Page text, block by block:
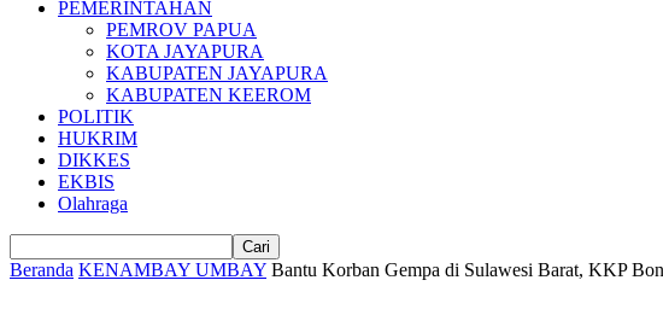
PEMERINTAHAN
PEMROV PAPUA
KOTA JAYAPURA
KABUPATEN JAYAPURA
KABUPATEN KEEROM
POLITIK
HUKRIM
DIKKES
EKBIS
Olahraga
Beranda KENAMBAY UMBAY Bantu Korban Gempa di Sulawesi Barat, KKP